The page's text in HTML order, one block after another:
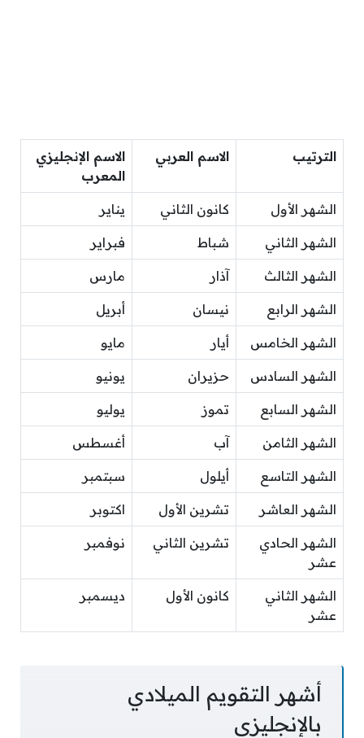
الترتيب الاسم العربي
الاسم الإنجليزي
المعرب
الشهر الأول كانون الثاني يناير
الشهر الثاني شباط فبراير
الشهر الثالث آذار مارس
الشهر الرابع نيسان أبريل
الشهر الخامس أيار مايو
الشهر السادس حزيران يونيو
الشهر السابع تموز يوليو
الشهر الثامن آب أغسطس
الشهر التاسع أيلول سبتمبر
الشهر العاشر تشرين الأول اكتوبر
الشهر الحادي
عشر
تشرين الثاني نوفمبر
الشهر الثاني
عشر
كانون الأول ديسمبر
أشهر التقويم الميلادي
بالإنجليزي